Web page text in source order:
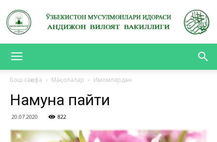
Бош саҳифа Мақолалар Имомлардан
Намуна пайти
20.07.2020 822